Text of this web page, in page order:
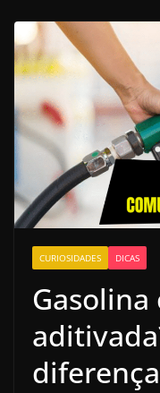
CURIOSIDADES DICAS